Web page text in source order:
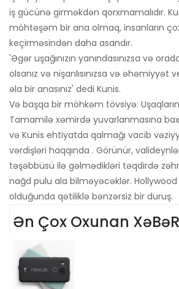
iş gücünə girməkdən qorxmamalıdır.
möhtəşəm bir ana olmaq, insanların
keçirməsindən daha asandır.
'Əgər uşağınızın yanındasınızsa və
olsanız və nişanlısınızsa və əhəmiyyət
əla bir anasınız' dedi Kunis.
Və başqa bir möhkəm tövsiyə:
Tamamilə xəmirdə yuvarlanmasına
və Kunis ehtiyatda qalmağı vacib
vərdişləri haqqında . Görünür,
təşəbbüsü ilə gəlmədikləri təqdirdə
nağd pulu ala bilməyəcəklər.
olduğunda qətiliklə bənzərsiz bir duruş.
Ən Çox Oxunan